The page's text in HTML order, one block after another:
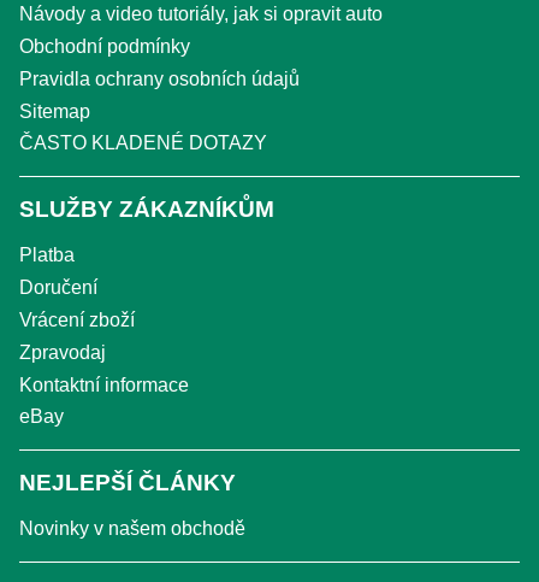
Návody a video tutoriály, jak si opravit auto
Obchodní podmínky
Pravidla ochrany osobních údajů
Sitemap
ČASTO KLADENÉ DOTAZY
SLUŽBY ZÁKAZNÍKŮM
Platba
Doručení
Vrácení zboží
Zpravodaj
Kontaktní informace
eBay
NEJLEPŠÍ ČLÁNKY
Novinky v našem obchodě